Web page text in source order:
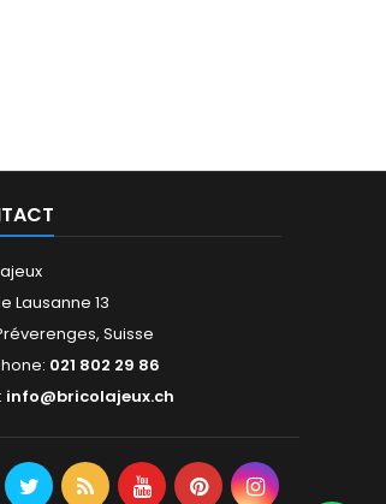
Lausanne 13
Suisse
021 802 29 86
info@bricolajeux.ch